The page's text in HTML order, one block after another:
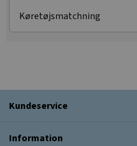
Køretøjsmatchning
Kundeservice
Information